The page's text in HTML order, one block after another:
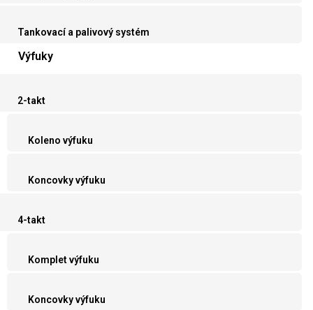
Tankovací a palivový systém
Výfuky
2-takt
Koleno výfuku
Koncovky výfuku
4-takt
Komplet výfuku
Koncovky výfuku